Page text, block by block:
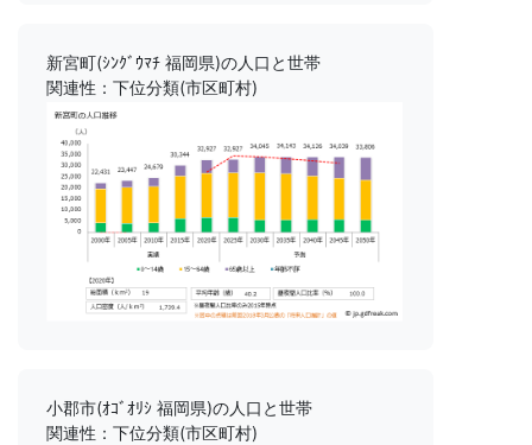
新宮町(ｼﾝｸﾞｳﾏﾁ 福岡県)の人口と世帯
関連性：下位分類(市区町村)
小郡市(ｵｺﾞｵﾘｼ 福岡県)の人口と世帯
関連性：下位分類(市区町村)